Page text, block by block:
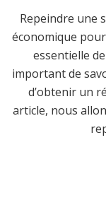
Repeindre une
économique
essentielle
important de
d’obtenir un
article, nous